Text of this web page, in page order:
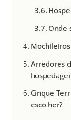
Onde
Arredores
Cinque
escolher?